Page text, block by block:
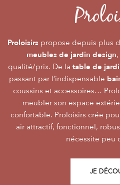
Proloisirs propose depuis plus
meubles de jardin design
qualité/prix. De la table de
passant par l’indispensable
coussins et accessoires…
meubler son espace
confortable. Proloisirs crée
air attractif, fonctionnel,
nécessite peu
JE
Océoby
Océocrée dumobilier
raffinement et participer de
émotions de la vie. Le
ses différents matériaux et
frontières d’usage. Voir son
part entière nécessite du
L’illustration Océo passe
Trespa® qui équipent en
de jardinpour un
JE
Alizé
Alizéest LA marque du
dont la conception et l’
s’adresse au plus
Le mobilier d’extérieur
agréable empreint de style
d’utilisation, prix, pour des
Alizé est créée pour bien
modernité, la simplicité, le
JE